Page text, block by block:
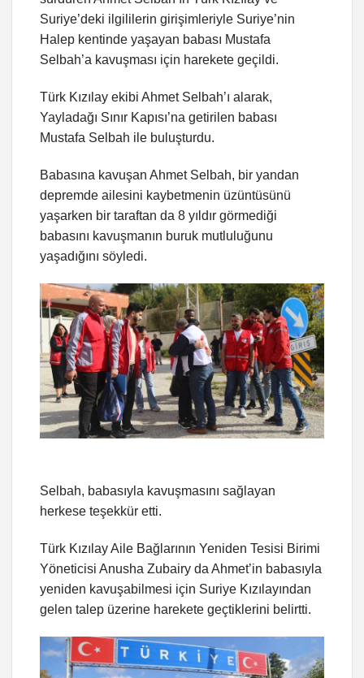
Suriye’deki ilgililerin girişimleriyle Suriye’nin
Halep kentinde yaşayan babası Mustafa
Selbah’a kavuşması için harekete geçildi.
Türk Kızılay ekibi Ahmet Selbah’ı alarak,
Yayladağı Sınır Kapısı’na getirilen babası
Mustafa Selbah ile buluşturdu.
Babasına kavuşan Ahmet Selbah, bir yandan
depremde ailesini kaybetmenin üzüntüsünü
yaşarken bir taraftan da 8 yıldır görmediği
babasını kavuşmanın buruk mutluluğunu
yaşadığını söyledi.
Selbah, babasıyla kavuşmasını sağlayan
herkese teşekkür etti.
Türk Kızılay Aile Bağlarının Yeniden Tesisi Birimi
Yöneticisi Anusha Zubairy da Ahmet’in babasıyla
yeniden kavuşabilmesi için Suriye Kızılayından
gelen talep üzerine harekete geçtiklerini belirtti.